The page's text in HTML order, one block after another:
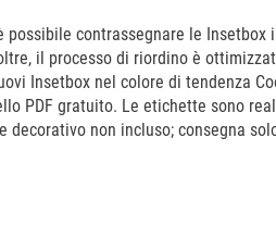
contrassegnare le
il processo di riordino è
Insetbox nel colore di tendenza
PDF gratuito. Le etichette sono
non incluso; consegna